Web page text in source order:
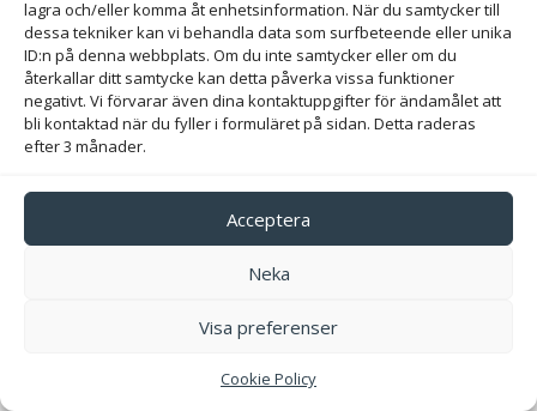
lagra och/eller komma åt enhetsinformation. När du samtycker till
dessa tekniker kan vi behandla data som surfbeteende eller unika
ID:n på denna webbplats. Om du inte samtycker eller om du
återkallar ditt samtycke kan detta påverka vissa funktioner
negativt. Vi förvarar även dina kontaktuppgifter för ändamålet att
bli kontaktad när du fyller i formuläret på sidan. Detta raderas
efter 3 månader.
Acceptera
Neka
Visa preferenser
Cookie Policy
Totalrenovering
Plattsättning
Snabblänkar
Våra Tjänster